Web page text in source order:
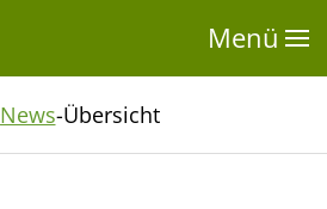
Menü
News-Übersicht